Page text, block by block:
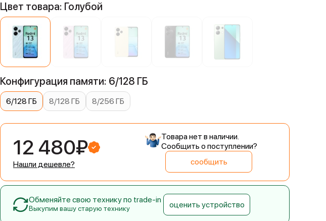
Цвет товара: Голубой
Конфигурация памяти: 6/128 ГБ
6/128 ГБ 8/128 ГБ 8/256 ГБ
12 480₽
Нашли дешевле?
Товара нет в наличии.
Сообщить о поступлении?
сообщить
Обменяйте свою технику по trade-in
Выкупим вашу старую технику оценить устройство